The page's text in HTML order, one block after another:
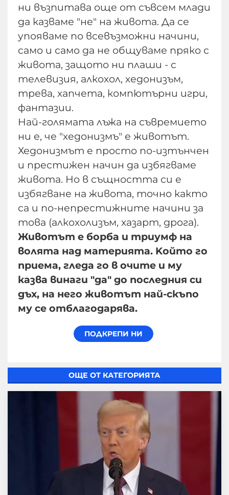
ни възпитава още от съвсем млади
да казваме "не" на живота. Да се
упояваме по всевъзможни начини,
само и само да не общуваме пряко с
живота, защото ни плаши - с
телевизия, алкохол, хедонизъм,
трева, хапчета, компютърни игри,
фантазии.
Най-голямата лъжа на съвремието
ни е, че "хедонизмъ" е животът.
Хедонизмът е просто по-изтънчен
и престижен начин да избягваме
живота. Но в същността си е
избягване на живота, точно както
са и по-непрестижните начини за
това (алкохолизъм, хазарт, дрога).
Животът е борба и триумф на
волята над материята. Koйто го
приема, гледа го в очите и му
казва винаги "да" до последния си
дъх, на него животът най-скъпо
му се отблагодарява.
ОЩЕ ОТ КАТЕГОРИЯТА